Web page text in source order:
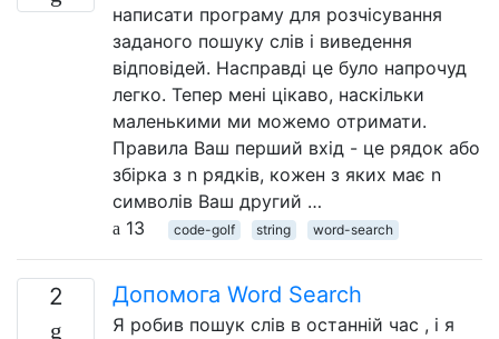
написати програму для розчісування
заданого пошуку слів і виведення
відповідей. Насправді це було напрочуд
легко. Тепер мені цікаво, наскільки
маленькими ми можемо отримати.
Правила Ваш перший вхід - це рядок або
збірка з n рядків, кожен з яких має n
символів Ваш другий …
13
code-golf string word-search
2 Допомога Word Search
Я робив пошук слів в останній час , і я